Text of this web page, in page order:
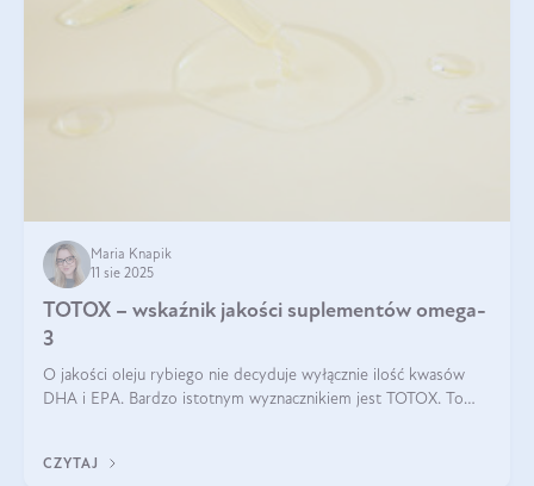
Maria Knapik
11 sie 2025
TOTOX – wskaźnik jakości suplementów omega-
3
O jakości oleju rybiego nie decyduje wyłącznie ilość kwasów
DHA i EPA. Bardzo istotnym wyznacznikiem jest TOTOX. To
CZYTAJ